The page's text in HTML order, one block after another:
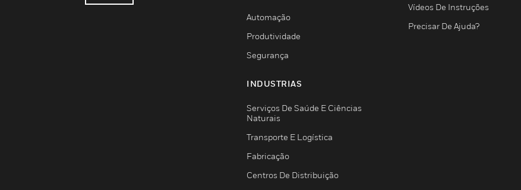
Automação
Produtividade
Segurança
INDUSTRIAS
Serviços De Saúde E Ciências
Naturais
Transporte E Logística
Fabricação
Centros De Distribuição
Vídeos De Instruções
Precisar De Ajuda?